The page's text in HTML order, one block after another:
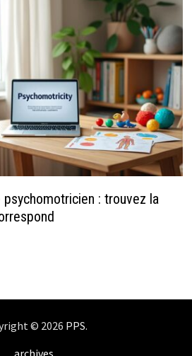
: trouvez la
© 2026 PPS.